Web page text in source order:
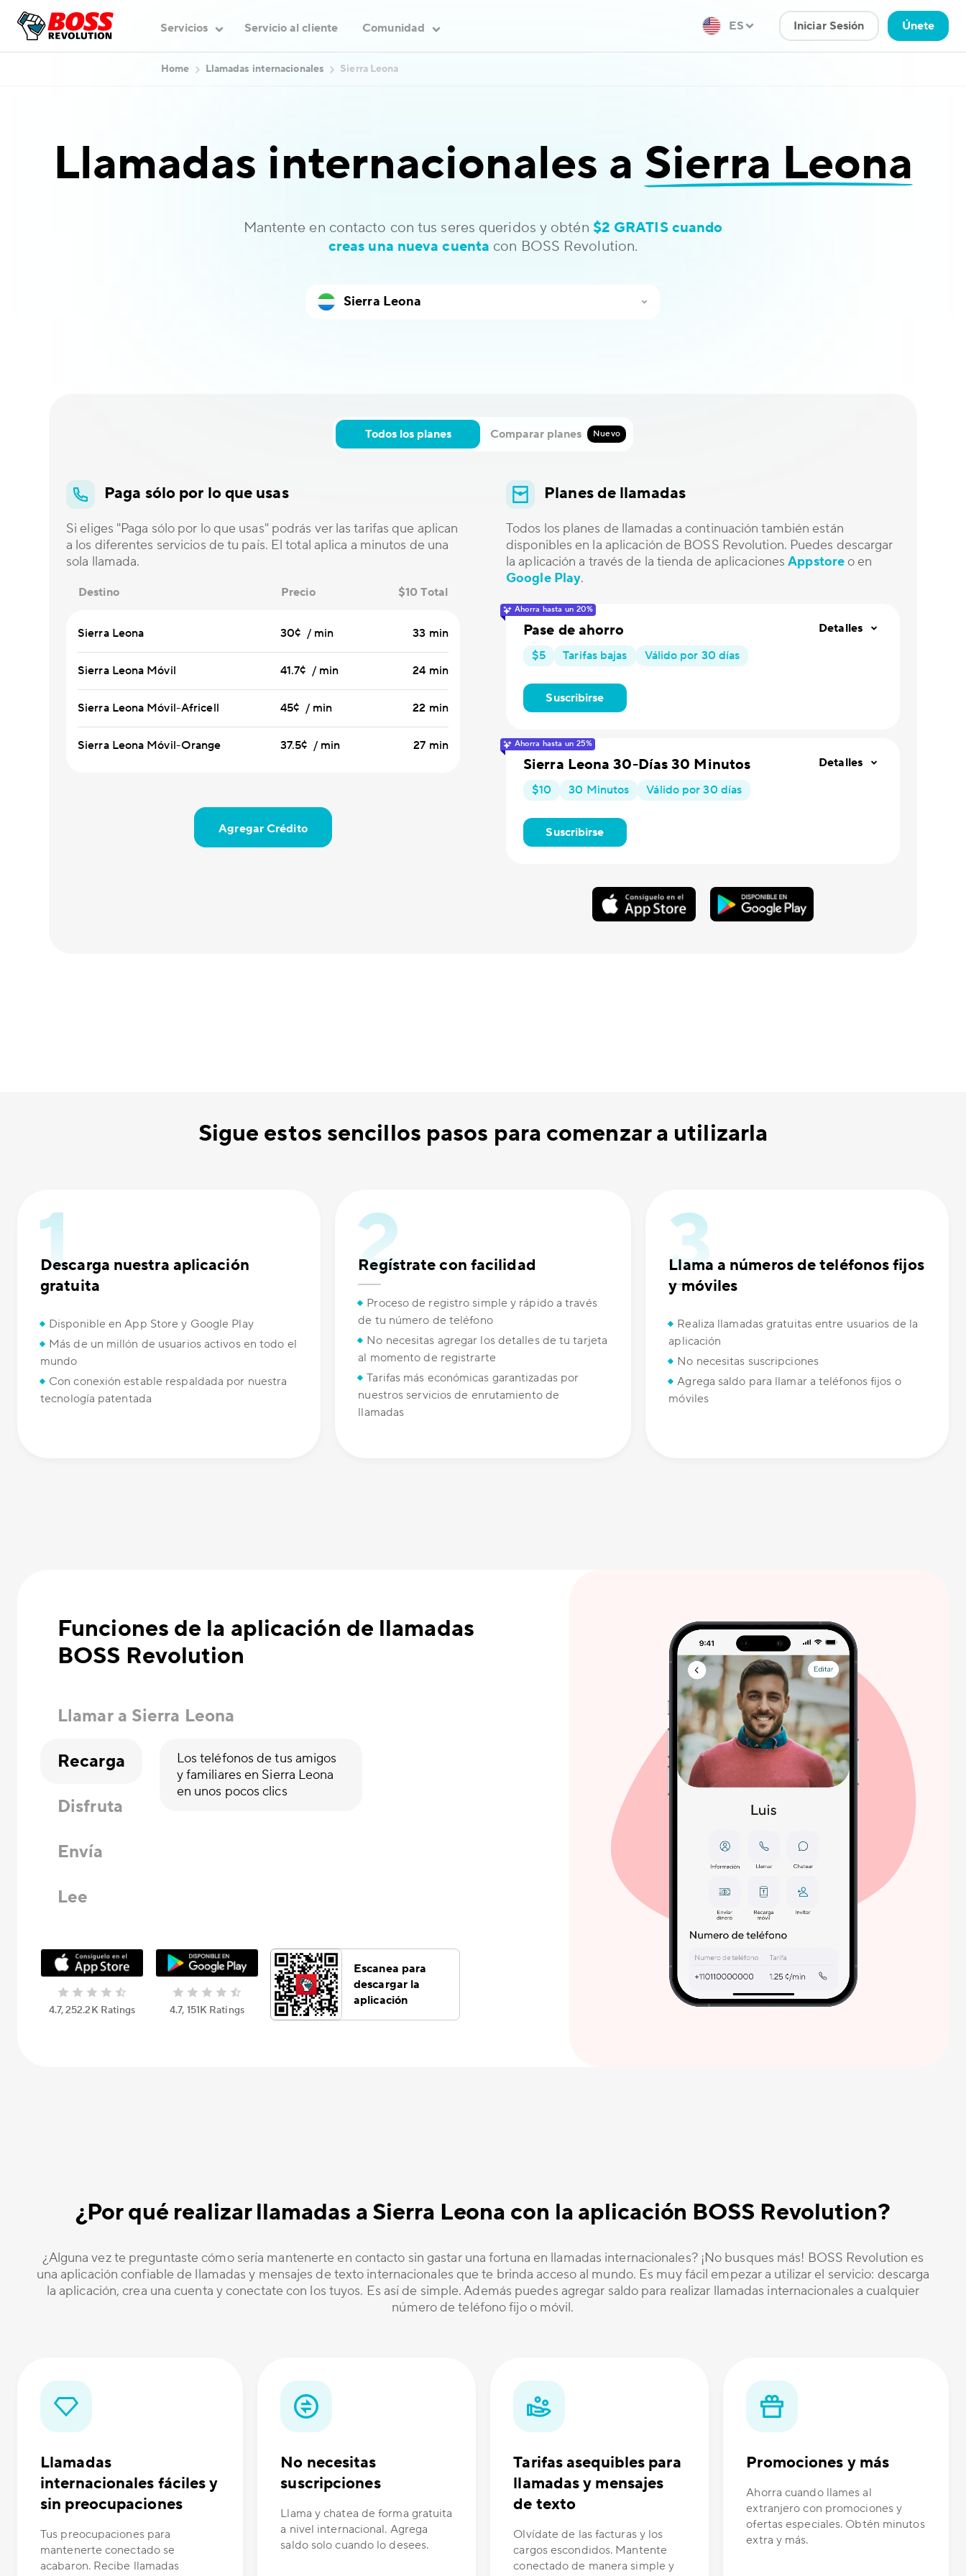
Servicios Servicio al cliente Comunidad ES Iniciar Sesión Únete
Home Llamadas internacionales Sierra Leona
Llamadas internacionales a Sierra Leona
Mantente en contacto con tus seres queridos y obtén $2 GRATIS cuando
creas una nueva cuenta con BOSS Revolution.
Todos los planes Comparar planes Nuevo
Paga sólo por lo que usas
Si eliges "Paga sólo por lo que usas" podrás ver las tarifas que aplican
a los diferentes servicios de tu país. El total aplica a minutos de una
sola llamada.
Destino Precio $10 Total
Sierra Leona 30¢ / min 33 min
Sierra Leona Móvil 41.7¢ / min 24 min
Sierra Leona Móvil-Africell 45¢ / min 22 min
Sierra Leona Móvil-Orange 37.5¢ / min 27 min
Agregar Crédito
Planes de llamadas
Todos los planes de llamadas a continuación también están
disponibles en la aplicación de BOSS Revolution. Puedes descargar
la aplicación a través de la tienda de aplicacionesAppstore o en
Google Play.
Ahorra hasta un 20%
Pase de ahorro
$5 Tarifas bajas Válido por 30 días
Suscribirse
Detalles
Ahorra hasta un 25%
Sierra Leona 30-Días 30 Minutos
$10 30 Minutos Válido por 30 días
Suscribirse
Detalles
Sigue estos sencillos pasos para comenzar a utilizarla
Descarga nuestra aplicación
gratuita
Disponible en App Store y Google Play
Más de un millón de usuarios activos en todo el
mundo
Con conexión estable respaldada por nuestra
tecnología patentada
Regístrate con facilidad
Proceso de registro simple y rápido a través
de tu número de teléfono
No necesitas agregar los detalles de tu tarjeta
al momento de registrarte
Tarifas más económicas garantizadas por
nuestros servicios de enrutamiento de
llamadas
Llama a números de teléfonos fijos
y móviles
Realiza llamadas gratuitas entre usuarios de la
aplicación
No necesitas suscripciones
Agrega saldo para llamar a teléfonos fijos o
móviles
Funciones de la aplicación de llamadas
BOSS Revolution
Llamar a Sierra Leona
Recarga
Los teléfonos de tus amigos
y familiares en Sierra Leona
en unos pocos clics
Disfruta
Envía
Lee
4.7, 252.2K Ratings 4.7, 151K Ratings
Escanea para
descargar la
aplicación
¿Por qué realizar llamadas a Sierra Leona con la aplicación BOSS Revolution?
¿Alguna vez te preguntaste cómo sería mantenerte en contacto sin gastar una fortuna en llamadas internacionales? ¡No busques más! BOSS Revolution es
una aplicación confiable de llamadas y mensajes de texto internacionales que te brinda acceso al mundo. Es muy fácil empezar a utilizar el servicio: descarga
la aplicación, crea una cuenta y conectate con los tuyos. Es así de simple. Además puedes agregar saldo para realizar llamadas internacionales a cualquier
número de teléfono fijo o móvil.
Llamadas
internacionales fáciles y
sin preocupaciones
Tus preocupaciones para
mantenerte conectado se
acabaron. Recibe llamadas
No necesitas
suscripciones
Llama y chatea de forma gratuita
a nivel internacional. Agrega
saldo solo cuando lo desees.
Tarifas asequibles para
llamadas y mensajes
de texto
Olvídate de las facturas y los
cargos escondidos. Mantente
conectado de manera simple y
Promociones y más
Ahorra cuando llames al
extranjero con promociones y
ofertas especiales. Obtén minutos
extra y más.